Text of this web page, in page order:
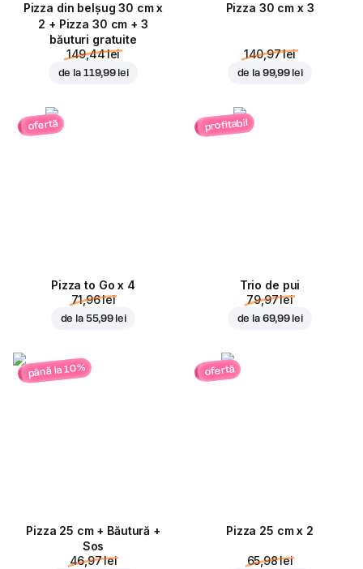
Pizza din belșug 30 cm x
2 + Pizza 30 cm + 3
băuturi gratuite
149,44 lei
de la 119,99 lei
Pizza 30 cm x 3
140,97 lei
de la 99,99 lei
ofertă
Pizza to Go x 4
71,96 lei
de la 55,99 lei
profitabil
Trio de pui
79,97 lei
de la 69,99 lei
până la 10%
Pizza 25 cm + Băutură +
Sos
46,97 lei
ofertă
Pizza 25 cm x 2
65,98 lei